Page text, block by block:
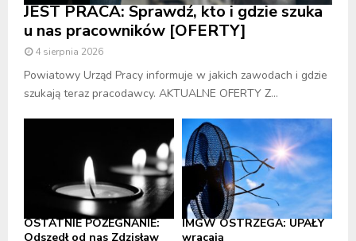
JEST PRACA: Sprawdź, kto i gdzie szuka
u nas pracowników [OFERTY]
4 sierpnia 2026
Powiatowy Urząd Pracy informuje w jakich zawodach i gdzie
szukają teraz pracodawcy. AKTUALNE OFERTY Z...
OSTATNIE POŻEGNANIE:
Odszedł od nas Zdzisław
IMGW OSTRZEGA: UPAŁY
wracają